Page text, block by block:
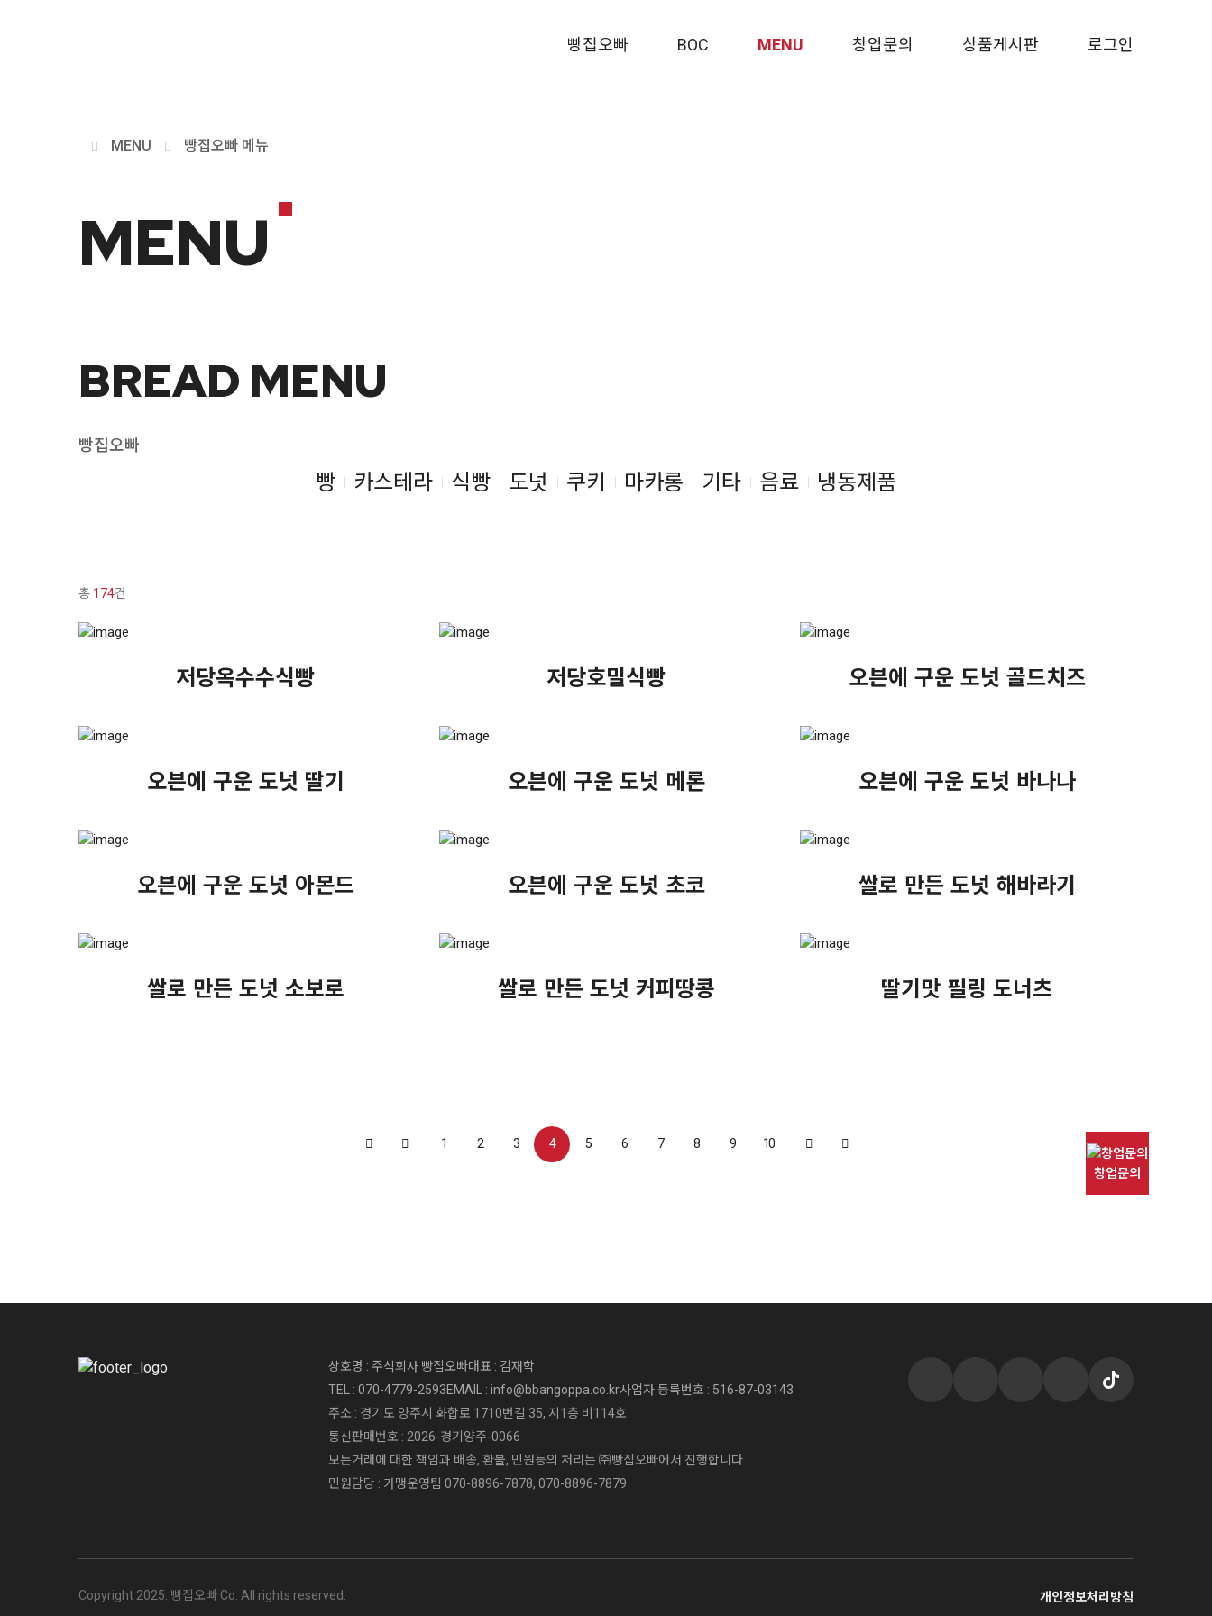
빵집오빠 BOC MENU 창업문의 상품게시판 로그인
MENU 빵집오빠 메뉴
MENU
BREAD MENU
빵집오빠
빵 카스테라 식빵 도넛 쿠키 마카롱 기타 음료 냉동제품
총 174건
저당옥수수식빵 저당호밀식빵 오븐에 구운 도넛 골드치즈
오븐에 구운 도넛 딸기 오븐에 구운 도넛 메론 오븐에 구운 도넛 바나나
오븐에 구운 도넛 아몬드 오븐에 구운 도넛 초코 쌀로 만든 도넛 해바라기
쌀로 만든 도넛 소보로 쌀로 만든 도넛 커피땅콩 딸기맛 필링 도너츠
1 2 3 4 5 6 7 8 9 10
상호명 : 주식회사 빵집오빠대표 : 김재학
TEL : 070-4779-2593EMAIL : info@bbangoppa.co.kr사업자 등록번호 : 516-87-03143
주소 : 경기도 양주시 화합로 1710번길 35, 지1층 비114호
통신판매번호 : 2026-경기양주-0066
모든거래에 대한 책임과 배송, 환불, 민원등의 처리는 ㈜빵집오빠에서 진행합니다.
민원담당 : 가맹운영팀 070-8896-7878, 070-8896-7879
Copyright 2025. 빵집오빠 Co. All rights reserved. 개인정보처리방침
창업문의